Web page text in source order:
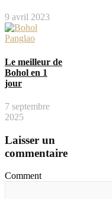
9 avril 2023
Le meilleur de
Bohol en 1
jour
7 septembre
2025
Laisser un
commentaire
Comment